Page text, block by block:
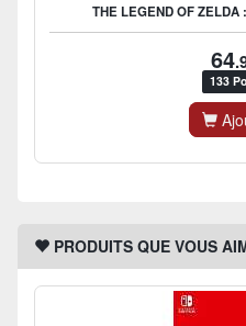
THE LEGEND OF ZELDA
64
133
PRODUITS QUE VOUS